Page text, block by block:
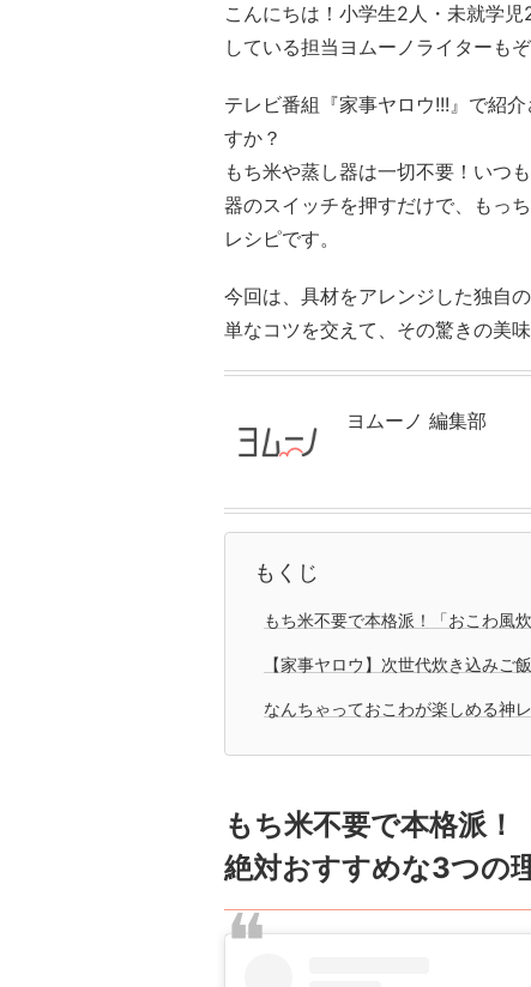
こんにちは！小学生2人・未就学
している担当ヨムーノライターもぞ
テレビ番組『家事ヤロウ!!!』で紹
すか？
もち米や蒸し器は一切不要！いつ
器のスイッチを押すだけで、もっ
レシピです。
今回は、具材をアレンジした独自
単なコツを交えて、その驚きの美
ヨムーノ 編集部
もくじ
もち米不要で本格派！「おこわ風
【家事ヤロウ】次世代炊き込みご
なんちゃっておこわが楽しめる神
もち米不要で本格派
絶対おすすめな3つの